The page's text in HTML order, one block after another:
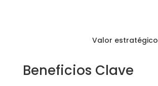
Valor estratégico
Beneficios Clave